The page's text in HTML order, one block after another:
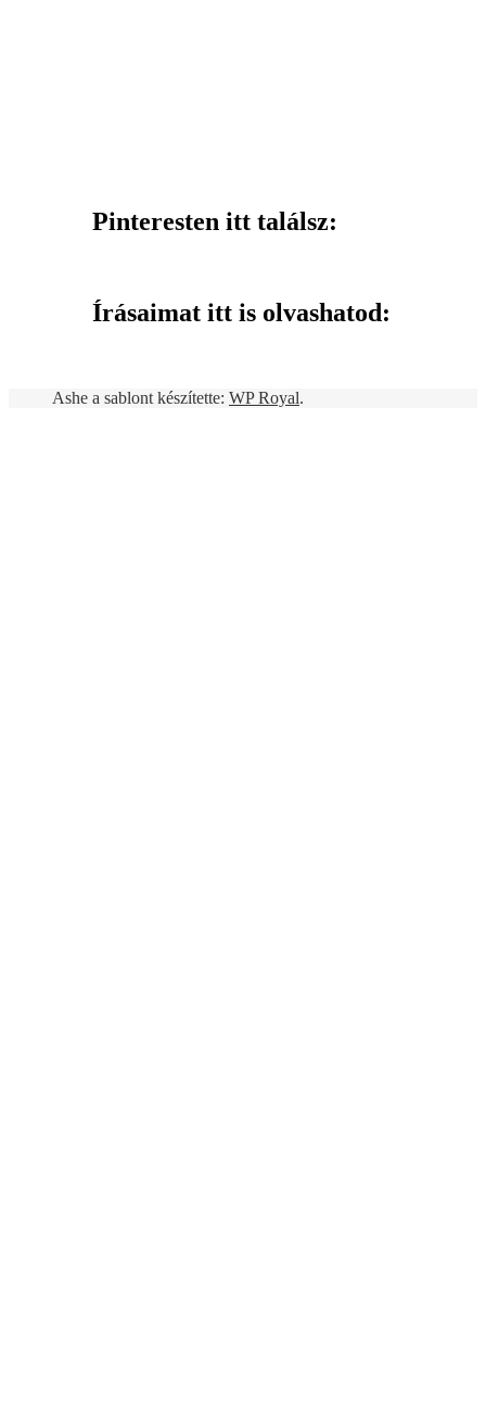
Pinteresten itt találsz:
Írásaimat itt is olvashatod:
Ashe a sablont készítette: WP Royal.